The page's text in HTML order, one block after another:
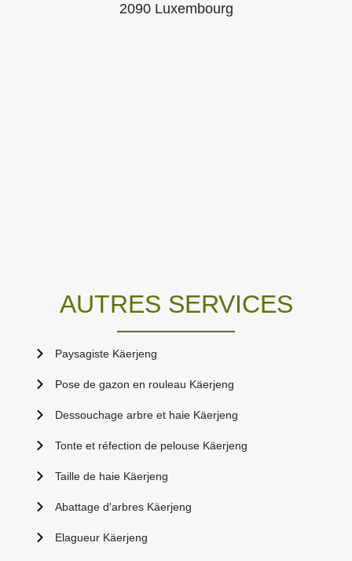
2090 Luxembourg
AUTRES SERVICES
Paysagiste Käerjeng
Pose de gazon en rouleau Käerjeng
Dessouchage arbre et haie Käerjeng
Tonte et réfection de pelouse Käerjeng
Taille de haie Käerjeng
Abattage d'arbres Käerjeng
Elagueur Käerjeng